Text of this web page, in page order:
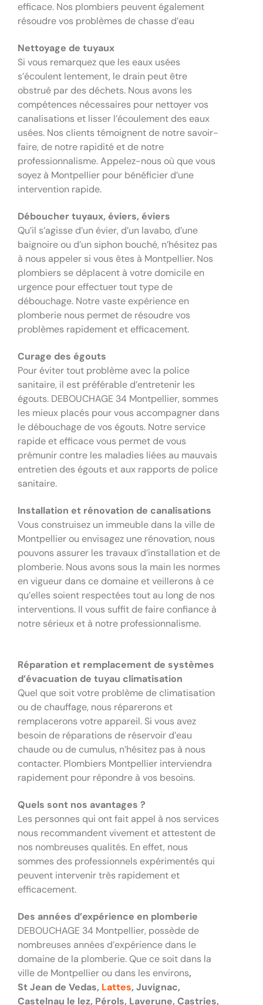
efficace. Nos plombiers peuvent également
résoudre vos problèmes de chasse d’eau
Nettoyage de tuyaux
Si vous remarquez que les eaux usées
s’écoulent lentement, le drain peut être
obstrué par des déchets. Nous avons les
compétences nécessaires pour nettoyer vos
canalisations et lisser l’écoulement des eaux
usées. Nos clients témoignent de notre savoir-
faire, de notre rapidité et de notre
professionnalisme. Appelez-nous où que vous
soyez à Montpellier pour bénéficier d’une
intervention rapide.
Déboucher tuyaux, éviers, éviers
Qu’il s’agisse d’un évier, d’un lavabo, d’une
baignoire ou d’un siphon bouché, n’hésitez pas
à nous appeler si vous êtes à Montpellier. Nos
plombiers se déplacent à votre domicile en
urgence pour effectuer tout type de
débouchage. Notre vaste expérience en
plomberie nous permet de résoudre vos
problèmes rapidement et efficacement.
Curage des égouts
Pour éviter tout problème avec la police
sanitaire, il est préférable d’entretenir les
égouts. DEBOUCHAGE 34 Montpellier, sommes
les mieux placés pour vous accompagner dans
le débouchage de vos égouts. Notre service
rapide et efficace vous permet de vous
prémunir contre les maladies liées au mauvais
entretien des égouts et aux rapports de police
sanitaire.
Installation et rénovation de canalisations
Vous construisez un immeuble dans la ville de
Montpellier ou envisagez une rénovation, nous
pouvons assurer les travaux d’installation et de
plomberie. Nous avons sous la main les normes
en vigueur dans ce domaine et veillerons à ce
qu’elles soient respectées tout au long de nos
interventions. Il vous suffit de faire confiance à
notre sérieux et à notre professionnalisme.
Réparation et remplacement de systèmes
d’évacuation de tuyau climatisation
Quel que soit votre problème de climatisation
ou de chauffage, nous réparerons et
remplacerons votre appareil. Si vous avez
besoin de réparations de réservoir d’eau
chaude ou de cumulus, n’hésitez pas à nous
contacter. Plombiers Montpellier interviendra
rapidement pour répondre à vos besoins.
Quels sont nos avantages ?
Les personnes qui ont fait appel à nos services
nous recommandent vivement et attestent de
nos nombreuses qualités. En effet, nous
sommes des professionnels expérimentés qui
peuvent intervenir très rapidement et
efficacement.
Des années d’expérience en plomberie
DEBOUCHAGE 34 Montpellier, possède de
nombreuses années d’expérience dans le
domaine de la plomberie. Que ce soit dans la
ville de Montpellier ou dans les environs,
St Jean de Vedas, Lattes, Juvignac,
Castelnau le lez, Pérols, Laverune, Castries,